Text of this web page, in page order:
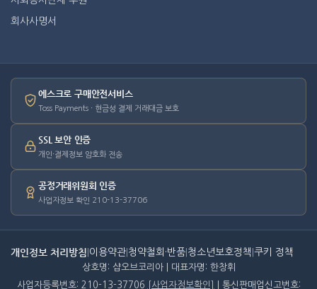
회사사명서
에스크로 구매안전서비스
Toss Payments · 현금성 결제 거래대금 보호
SSL 보안 인증
개인·결제정보 암호화 전송
공정거래위원회 인증
사업자정보 확인 210-13-37706
개인정보 처리방침 이용약관 청약철회·반품 청소년보호정책 쿠키 정책
상호명: 샵오브코리아 | 대표자명: 한창휘
사업자등록번호: 210-13-37706
[사업자정보확인] | 통신판매업신고번호: